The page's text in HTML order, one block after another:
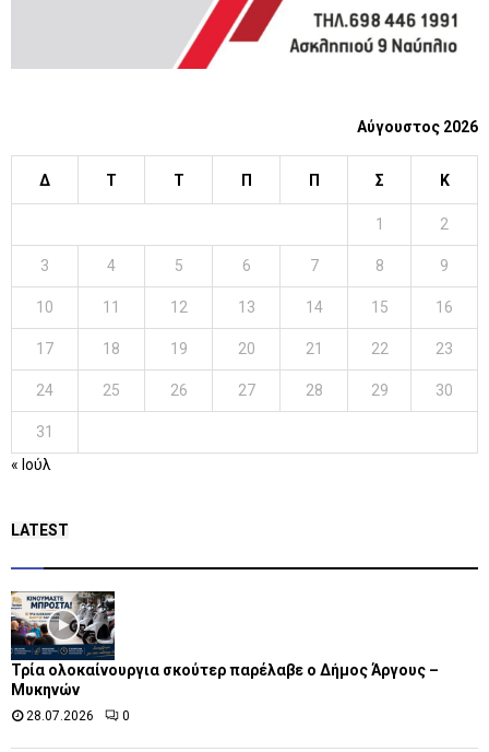
Αύγουστος 2026
Δ Τ Τ Π Π Σ Κ
1 2
3 4 5 6 7 8 9
10 11 12 13 14 15 16
17 18 19 20 21 22 23
24 25 26 27 28 29 30
31
« Ιούλ
LATEST
Τρία ολοκαίνουργια σκούτερ παρέλαβε o Δήμος Άργους –
Μυκηνών
28.07.2026 0